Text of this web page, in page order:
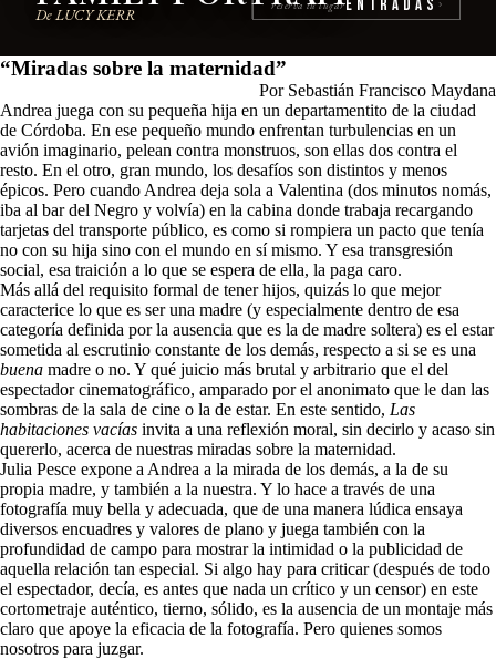
De LUCY KERR
reserva tu lugarEntradas ›
“Miradas sobre la maternidad”
Por Sebastián Francisco Maydana
Andrea juega con su pequeña hija en un departamentito de la ciudad
de Córdoba. En ese pequeño mundo enfrentan turbulencias en un
avión imaginario, pelean contra monstruos, son ellas dos contra el
resto. En el otro, gran mundo, los desafíos son distintos y menos
épicos. Pero cuando Andrea deja sola a Valentina (dos minutos nomás,
iba al bar del Negro y volvía) en la cabina donde trabaja recargando
tarjetas del transporte público, es como si rompiera un pacto que tenía
no con su hija sino con el mundo en sí mismo. Y esa transgresión
social, esa traición a lo que se espera de ella, la paga caro.
Más allá del requisito formal de tener hijos, quizás lo que mejor
caracterice lo que es ser una madre (y especialmente dentro de esa
categoría definida por la ausencia que es la de madre soltera) es el estar
sometida al escrutinio constante de los demás, respecto a si se es una
buena madre o no. Y qué juicio más brutal y arbitrario que el del
espectador cinematográfico, amparado por el anonimato que le dan las
sombras de la sala de cine o la de estar. En este sentido, Las
habitaciones vacías invita a una reflexión moral, sin decirlo y acaso sin
quererlo, acerca de nuestras miradas sobre la maternidad.
Julia Pesce expone a Andrea a la mirada de los demás, a la de su
propia madre, y también a la nuestra. Y lo hace a través de una
fotografía muy bella y adecuada, que de una manera lúdica ensaya
diversos encuadres y valores de plano y juega también con la
profundidad de campo para mostrar la intimidad o la publicidad de
aquella relación tan especial. Si algo hay para criticar (después de todo
el espectador, decía, es antes que nada un crítico y un censor) en este
cortometraje auténtico, tierno, sólido, es la ausencia de un montaje más
claro que apoye la eficacia de la fotografía. Pero quienes somos
nosotros para juzgar.